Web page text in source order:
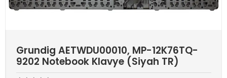
Grundig AETWDU00010, MP-12K76TQ-
9202 Notebook Klavye (Siyah TR)